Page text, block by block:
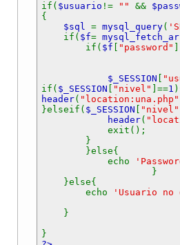
if( $usuario != "" &&
{
$sql = mysql_query(
if( $f=
if( $f "password"
$_SESSION
if( $_SESSION "nivel" ]==1
header( "location:una.php"
}elseif( $_SESSION "nivel"
header(
exit();
}
}else{
echo
}
}else{
echo
'Usuario
}
}